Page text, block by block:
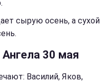
сырую осень, а сухой
30 мая
Василий, Яков,